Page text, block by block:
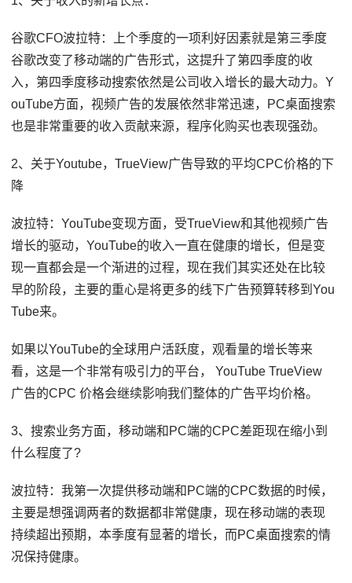
谷歌CFO波拉特：上个季度的一项利好因素就是第三季度
谷歌改变了移动端的广告形式，这提升了第四季度的收
入，第四季度移动搜索依然是公司收入增长的最大动力。Y
ouTube方面，视频广告的发展依然非常迅速，PC桌面搜索
也是非常重要的收入贡献来源，程序化购买也表现强劲。
2、关于Youtube，TrueView广告导致的平均CPC价格的下
降
波拉特：YouTube变现方面，受TrueView和其他视频广告
增长的驱动，YouTube的收入一直在健康的增长，但是变
现一直都会是一个渐进的过程，现在我们其实还处在比较
早的阶段，主要的重心是将更多的线下广告预算转移到You
Tube来。
如果以YouTube的全球用户活跃度，观看量的增长等来
看，这是一个非常有吸引力的平台， YouTube TrueView
广告的CPC 价格会继续影响我们整体的广告平均价格。
3、搜索业务方面，移动端和PC端的CPC差距现在缩小到
什么程度了?
波拉特：我第一次提供移动端和PC端的CPC数据的时候，
主要是想强调两者的数据都非常健康，现在移动端的表现
持续超出预期，本季度有显著的增长，而PC桌面搜索的情
况保持健康。